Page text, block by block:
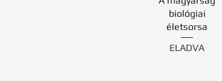
biológiai
életsorsa
ELADVA